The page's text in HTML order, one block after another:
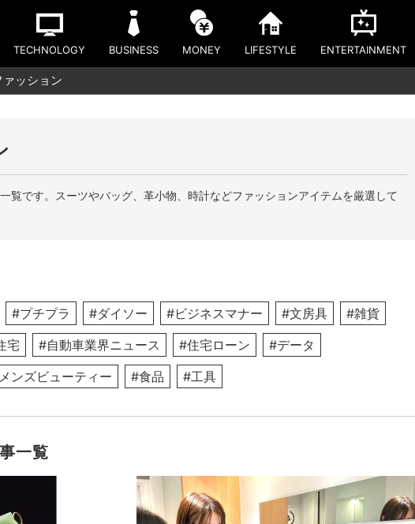
TECHNOLOGY BUSINESS MONEY LIFESTYLE ENTERTAINMENT
ッション
覧です。スーツやバッグ、革小物、時計などファッションアイテムを厳選して
#プチプラ #ダイソー #ビジネスマナー #文房具
#雑貨
宅 #自動車業界ニュース #住宅ローン
#データ
ンズビューティー #食品 #工具
一覧